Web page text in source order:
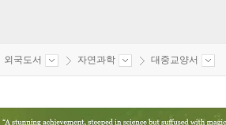
외국도서 자연과학 대중교양서